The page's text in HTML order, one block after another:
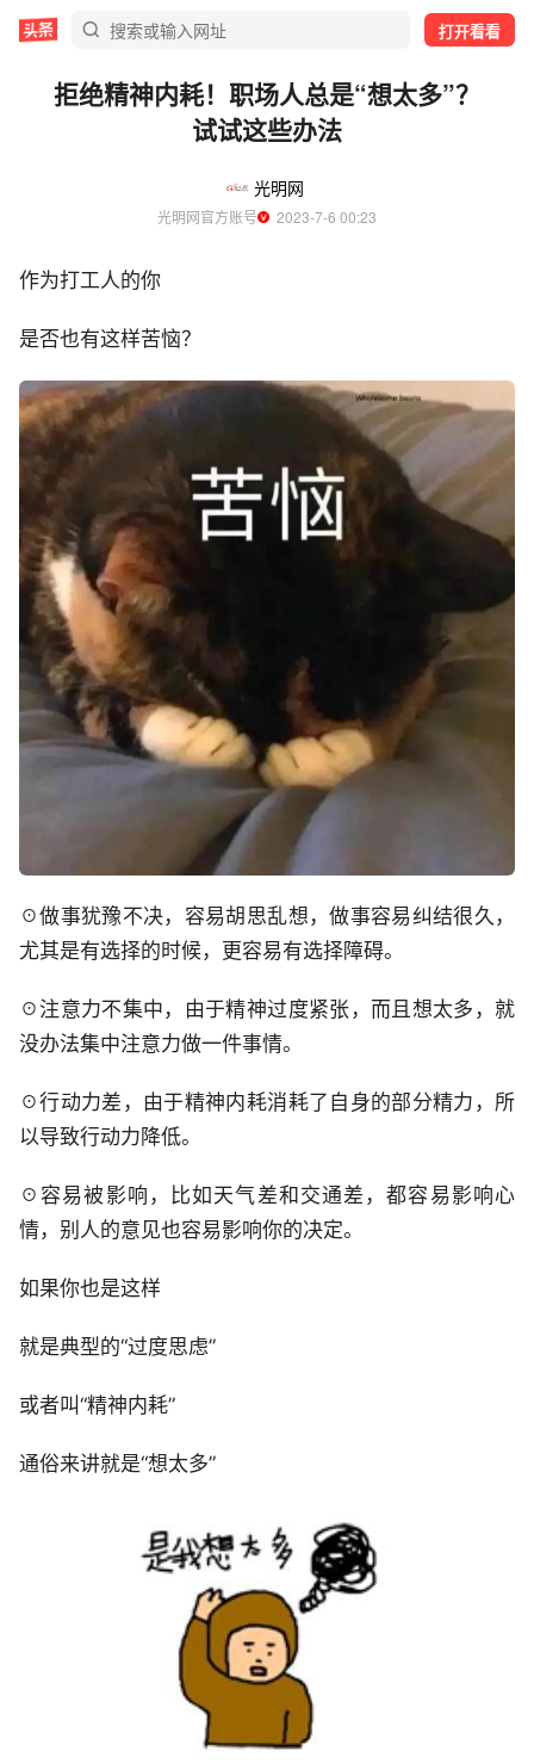
打开看看
拒绝精神内耗！职场人总是“想太多”？
试试这些办法
光明网
光明网官方账号
  2023-7-6 00:23
作为打工人的你
是否也有这样苦恼？
☉做事犹豫不决，容易胡思乱想，做事容易纠结很久，
尤其是有选择的时候，更容易有选择障碍。
☉注意力不集中，由于精神过度紧张，而且想太多，就
没办法集中注意力做一件事情。
☉行动力差，由于精神内耗消耗了自身的部分精力，所
以导致行动力降低。
☉容易被影响，比如天气差和交通差，都容易影响心
情，别人的意见也容易影响你的决定。
如果你也是这样
就是典型的“过度思虑”
或者叫“精神内耗”
通俗来讲就是“想太多”